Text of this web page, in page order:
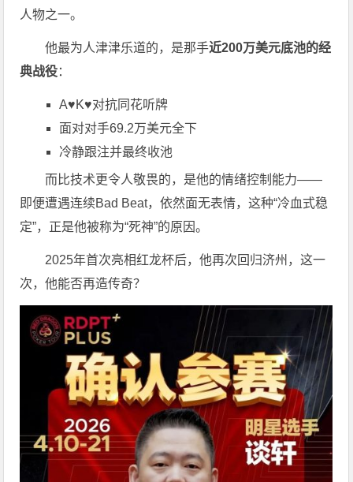
人物之一。
他最为人津津乐道的，是那手近200万美元底池的经
典战役：
A♥K♥对抗同花听牌
面对对手69.2万美元全下
冷静跟注并最终收池
而比技术更令人敬畏的，是他的情绪控制能力——
即便遭遇连续Bad Beat，依然面无表情，这种“冷血式稳
定”，正是他被称为“死神”的原因。
2025年首次亮相红龙杯后，他再次回归济州，这一
次，他能否再造传奇？